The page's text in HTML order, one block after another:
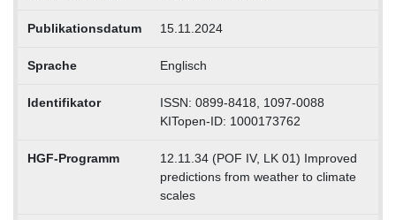
Publikationsdatum 15.11.2024
Sprache Englisch
Identifikator
ISSN: 0899-8418, 1097-0088
KITopen-ID: 1000173762
HGF-Programm
12.11.34 (POF IV, LK 01) Improved
predictions from weather to climate
scales